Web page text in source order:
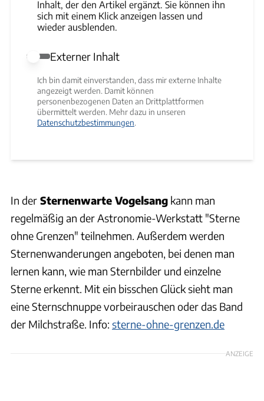
Inhalt, der den Artikel ergänzt. Sie können ihn
sich mit einem Klick anzeigen lassen und
wieder ausblenden.
Externer Inhalt erlauben
Externer Inhalt
Ich bin damit einverstanden, dass mir externe Inhalte
angezeigt werden. Damit können
personenbezogenen Daten an Drittplattformen
übermittelt werden. Mehr dazu in unseren
Datenschutzbestimmungen.
In der Sternenwarte Vogelsang kann man
regelmäßig an der Astronomie-Werkstatt "Sterne
ohne Grenzen" teilnehmen. Außerdem werden
Sternenwanderungen angeboten, bei denen man
lernen kann, wie man Sternbilder und einzelne
Sterne erkennt. Mit ein bisschen Glück sieht man
eine Sternschnuppe vorbeirauschen oder das Band
der Milchstraße. Info: sterne-ohne-grenzen.de
ANZEIGE